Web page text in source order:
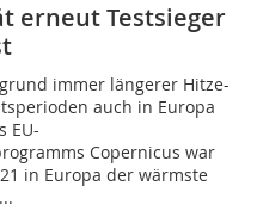
erneut Testsieger
immer längerer Hitze-
auch in Europa
EU-
Copernicus war
in Europa der wärmste